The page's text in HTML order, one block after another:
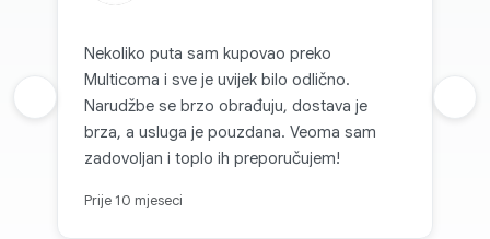
Nekoliko puta sam kupovao preko
Multicoma i sve je uvijek bilo odlično.
Narudžbe se brzo obrađuju, dostava je
brza, a usluga je pouzdana. Veoma sam
zadovoljan i toplo ih preporučujem!
Prije 10 mjeseci
Prethodna recenzija